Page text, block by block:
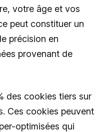
votre âge et vos
peut constituer un
précision en
provenant de
des cookies tiers sur
Ces cookies peuvent
optimisées qui